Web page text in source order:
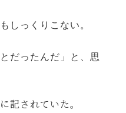
しっくりこない。
だったんだ」と、思
記されていた。